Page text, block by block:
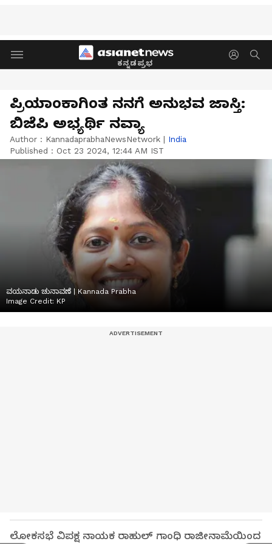
ಕನ್ನಡಪ್ರಭ
ಪ್ರಿಯಾಂಕಾಗಿಂತ ನನಗೆ ಅನುಭವ ಜಾಸ್ತಿ:
ಬಿಜೆಪಿ ಅಭ್ಯರ್ಥಿ ನವ್ಯಾ
Author : KannadaprabhaNewsNetwork | India
Published : Oct 23 2024, 12:44 AM IST
ವಯನಾಡು ಚುನಾವಣೆ | Kannada Prabha
Image Credit: KP
ಲೋಕಸಭೆ ವಿಪಕ್ಷ ನಾಯಕ ರಾಹುಲ್ ಗಾಂಧಿ ರಾಜೀನಾಮೆಯಿಂದ